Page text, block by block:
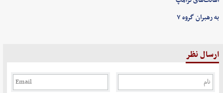
به رهبران گروه ۷
ارسال نظر